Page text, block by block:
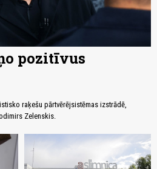
pozitīvus
raķešu pārtvērējsistēmas izstrādē,
Zelenskis.